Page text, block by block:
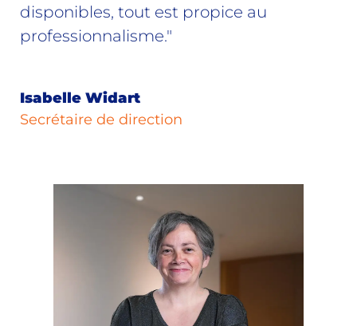
disponibles, tout est propice au
professionnalisme."
Isabelle Widart
Secrétaire de direction